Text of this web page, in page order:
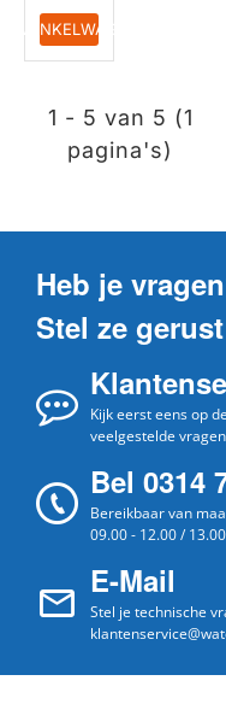
IN WINKELWAGEN
1 - 5 van 5 (1
pagina's)
Heb je
Stel ze gerust
Kijk eerst eens op
veelgestelde vragen
Bel 0314
Bereikbaar van
09.00 - 12.00 /
E-Mail
Stel je technische